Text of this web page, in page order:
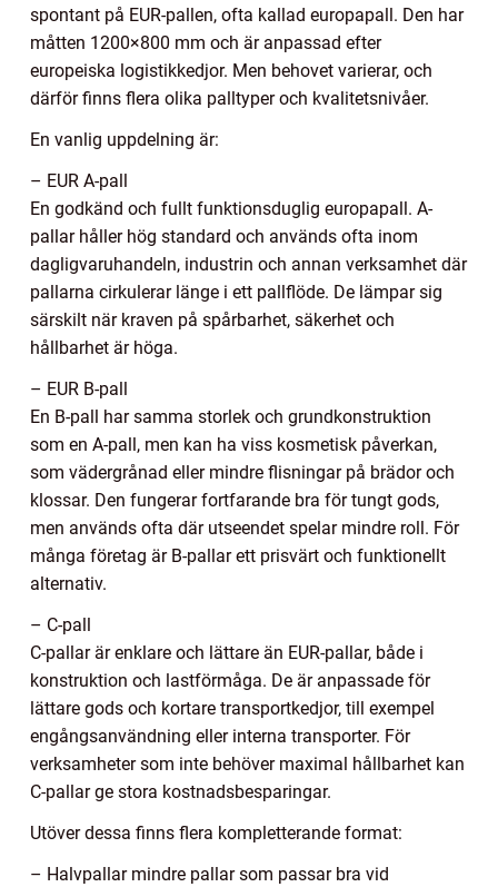
spontant på EUR-pallen, ofta kallad europapall. Den har
måtten 1200×800 mm och är anpassad efter
europeiska logistikkedjor. Men behovet varierar, och
därför finns flera olika palltyper och kvalitetsnivåer.
En vanlig uppdelning är:
– EUR A-pall
En godkänd och fullt funktionsduglig europapall. A-
pallar håller hög standard och används ofta inom
dagligvaruhandeln, industrin och annan verksamhet där
pallarna cirkulerar länge i ett pallflöde. De lämpar sig
särskilt när kraven på spårbarhet, säkerhet och
hållbarhet är höga.
– EUR B-pall
En B-pall har samma storlek och grundkonstruktion
som en A-pall, men kan ha viss kosmetisk påverkan,
som vädergrånad eller mindre flisningar på brädor och
klossar. Den fungerar fortfarande bra för tungt gods,
men används ofta där utseendet spelar mindre roll. För
många företag är B-pallar ett prisvärt och funktionellt
alternativ.
– C-pall
C-pallar är enklare och lättare än EUR-pallar, både i
konstruktion och lastförmåga. De är anpassade för
lättare gods och kortare transportkedjor, till exempel
engångsanvändning eller interna transporter. För
verksamheter som inte behöver maximal hållbarhet kan
C-pallar ge stora kostnadsbesparingar.
Utöver dessa finns flera kompletterande format:
– Halvpallar mindre pallar som passar bra vid